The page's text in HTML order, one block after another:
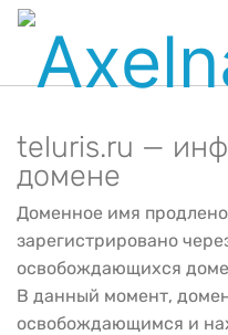
teluris.ru —
домене
Доменное имя
зарегистрировано
освобождающихся
В данный момент,
освобождающимся и